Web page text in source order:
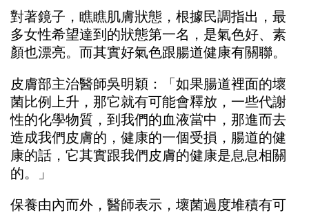
對著鏡子，瞧瞧肌膚狀態，根據民調指出，最
多女性希望達到的狀態第一名，是氣色好、素
顏也漂亮。而其實好氣色跟腸道健康有關聯。
皮膚部主治醫師吳明穎：「如果腸道裡面的壞
菌比例上升，那它就有可能會釋放，一些代謝
性的化學物質，到我們的血液當中，那進而去
造成我們皮膚的，健康的一個受損，腸道的健
康的話，它其實跟我們皮膚的健康是息息相關
的。」
保養由內而外，醫師表示，壞菌過度堆積有可